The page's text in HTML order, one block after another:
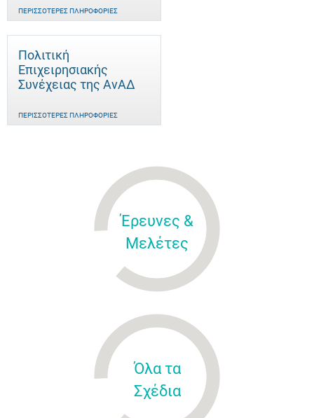
ΠΕΡΙΣΣΌΤΕΡΕΣ ΠΛΗΡΟΦΟΡΊΕΣ
Πολιτική
Επιχειρησιακής
Συνέχειας της ΑνΑΔ
ΠΕΡΙΣΣΌΤΕΡΕΣ ΠΛΗΡΟΦΟΡΊΕΣ
Έρευνες &
Μελέτες
Όλα τα
Σχέδια